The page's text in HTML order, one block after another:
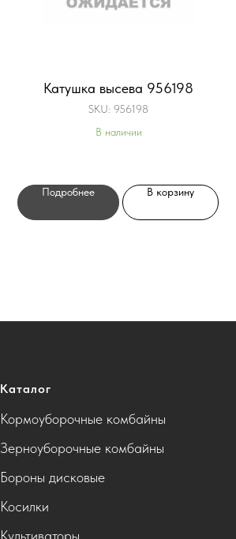
Катушка высева 956198
SKU: 956198
В наличии
Подробнее В корзину
Каталог
Кормоуборочные комбайны
Зерноуборочные комбайны
Бороны дисковые
Косилки
Культиваторы